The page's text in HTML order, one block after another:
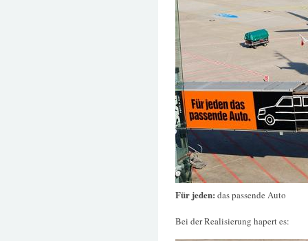
Für jeden: das passende Auto
Bei der Realisierung hapert es: